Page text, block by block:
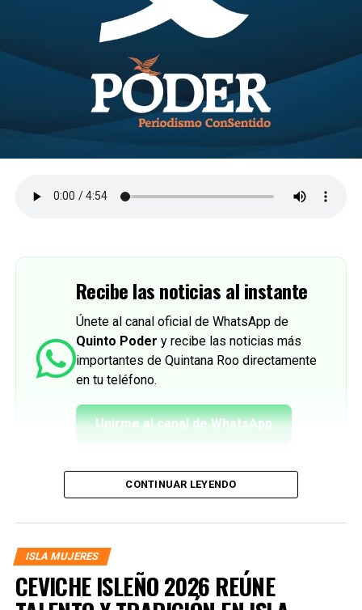
Recibe las noticias al instante
Únete al canal oficial de WhatsApp de
Quinto Poder y recibe las noticias más
importantes de Quintana Roo directamente
en tu teléfono.
Unirme al canal de WhatsApp
CONTINUAR LEYENDO
ISLA MUJERES
CEVICHE ISLEÑO 2026 REÚNE